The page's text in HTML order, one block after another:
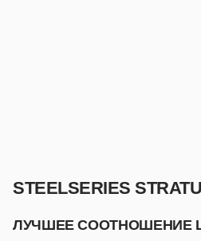
STEELSERIES
ЛУЧШЕЕ СООТНОШЕНИЕ